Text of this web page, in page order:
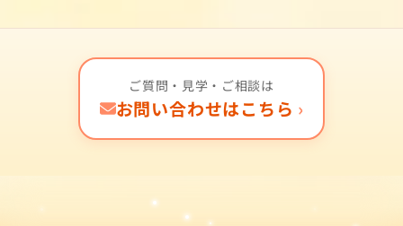
ご質問・見学・ご相談は
お問い合わせはこちら ›